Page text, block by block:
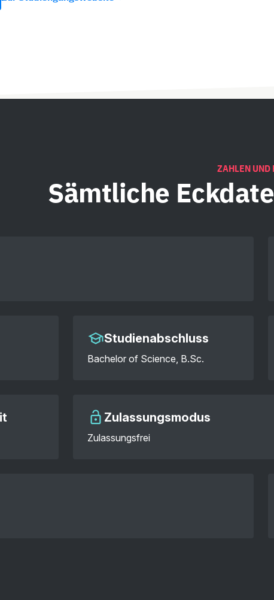
ZAHLEN UND
Sämtliche
Studienabschluss
Bachelor of Science, B.Sc.
Zulassungsmodus
Zulassungsfrei